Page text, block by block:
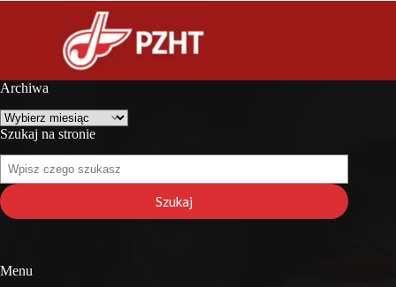
Archiwa
Archiwa
Szukaj na stronie
Szukaj
na
stronie
Szukaj
Menu